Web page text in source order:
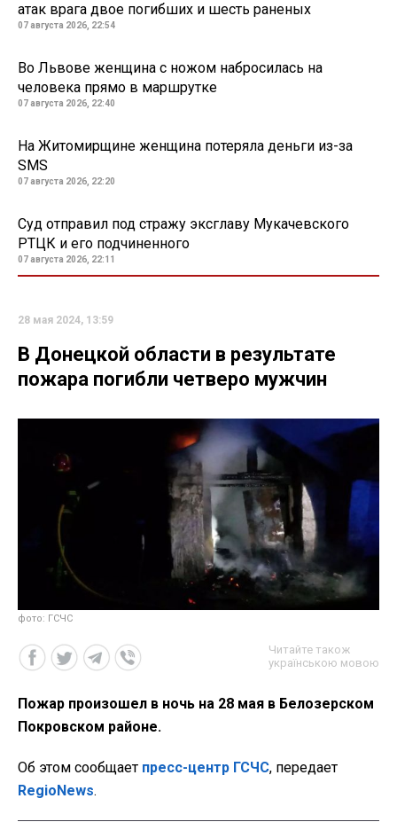
атак врага двое погибших и шесть раненых
07 августа 2026, 22:54
Во Львове женщина с ножом набросилась на
человека прямо в маршрутке
07 августа 2026, 22:40
На Житомирщине женщина потеряла деньги из-за
SMS
07 августа 2026, 22:20
Суд отправил под стражу эксглаву Мукачевского
РТЦК и его подчиненного
07 августа 2026, 22:11
28 мая 2024, 13:59
В Донецкой области в результате
пожара погибли четверо мужчин
фото: ГСЧС
Читайте також
українською мовою
Пожар произошел в ночь на 28 мая в Белозерском
Покровском районе.
Об этом сообщает пресс-центр ГСЧС, передает
RegioNews.